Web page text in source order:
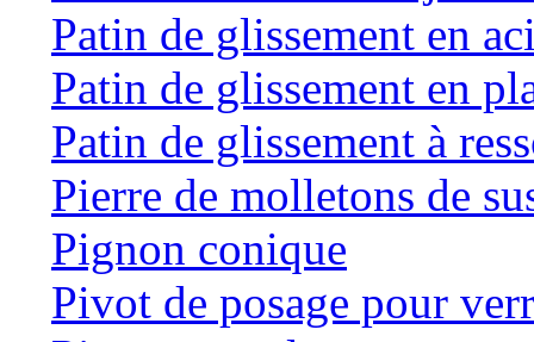
Patin de glissement en
Patin de glissement en
Patin de glissement à
Pierre de molletons de
Pignon conique
Pivot de posage pour